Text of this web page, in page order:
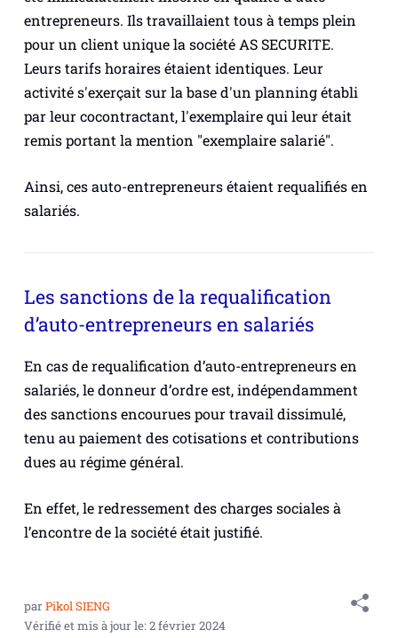
entrepreneurs. Ils travaillaient tous à temps plein
pour un client unique la société AS SECURITE.
Leurs tarifs horaires étaient identiques. Leur
activité s'exerçait sur la base d'un planning établi
par leur cocontractant, l'exemplaire qui leur était
remis portant la mention "exemplaire salarié".
Ainsi, ces auto-entrepreneurs étaient requalifiés en
salariés.
Les sanctions de la requalification
d’auto-entrepreneurs en salariés
En cas de requalification d’auto-entrepreneurs en
salariés, le donneur d’ordre est, indépendamment
des sanctions encourues pour travail dissimulé,
tenu au paiement des cotisations et contributions
dues au régime général.
En effet, le redressement des charges sociales à
l’encontre de la société était justifié.
par Pikol SIENG
Vérifié et mis à jour le:2 février 2024